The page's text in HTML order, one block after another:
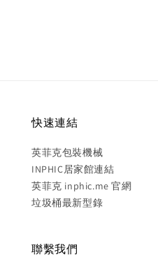
快速連結
英菲克包裝機械
INPHIC居家館連結
英菲克 inphic.me 官網
垃圾桶最新型錄
聯繫我們